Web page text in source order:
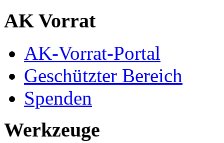
AK Vorrat
AK-Vorrat-Portal
Geschützter Bereich
Spenden
Werkzeuge